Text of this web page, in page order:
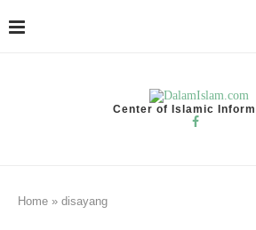
Center of Islamic
Home » disayang